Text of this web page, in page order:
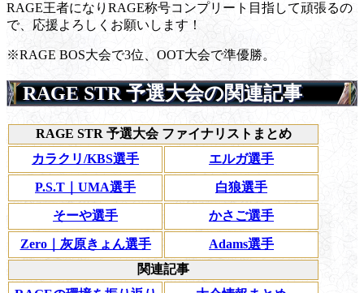
RAGE王者になりRAGE称号コンプリート目指して頑張るの
で、応援よろしくお願いします！
※RAGE BOS大会で3位、OOT大会で準優勝。
RAGE STR 予選大会の関連記事
RAGE STR 予選大会 ファイナリストまとめ
カラクリ/KBS選手
エルガ選手
P.S.T｜UMA選手 白狼選手
そーや選手 かさご選手
Zero｜灰原きょん選手
Adams選手
関連記事